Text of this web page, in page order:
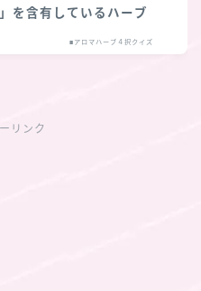
を含有しているハーブ
■アロマハーブ４択クイズ
リンク